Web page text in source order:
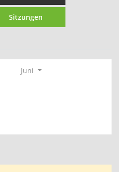
Sitzungen
Juni